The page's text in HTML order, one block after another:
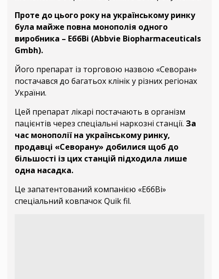
Проте до цього року на українському ринку
була майже повна монополія одного
виробника – ЕббВі (Abbvie Biopharmaceuticals
Gmbh).
Його препарат із торговою назвою «Севоран»
постачався до багатьох клінік у різних регіонах
України.
Цей препарат лікарі постачають в організм
пацієнтів через спеціальні наркозні станції. За
час монополії на українському ринку,
продавці «Севорану» добилися щоб до
більшості із цих станцій підходила лише
одна насадка.
Це запатентований компанією «ЕббВі»
спеціальний ковпачок Quik fil.